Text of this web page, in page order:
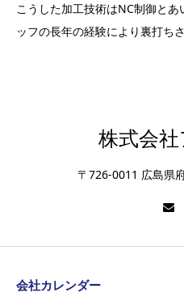
こうした加工技術はNC制御と
ッフの長年の経験により裏打ち
株式会
〒726-0011 広島県
会社カレンダー